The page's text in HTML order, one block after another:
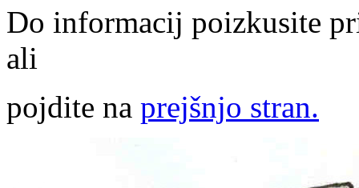
Do informacij poizkusite
ali
pojdite na prejšnjo stran.